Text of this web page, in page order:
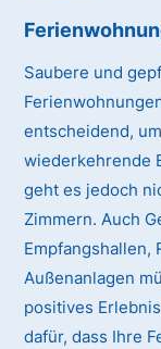
Saubere und
entscheidend,
wiederkehrende
geht es jedoch
Zimmern. Auch
Empfangshallen,
Außenanlagen
positives
dafür, dass Ihre